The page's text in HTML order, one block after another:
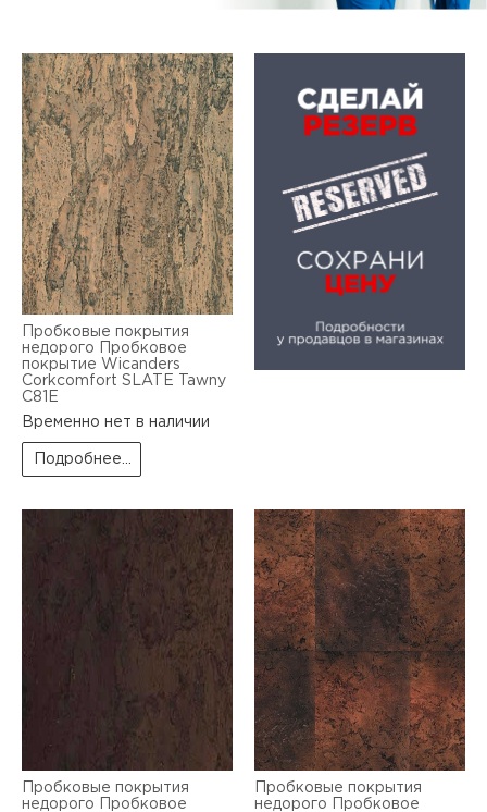
Пробковые покрытия
недорого Пробковое
покрытие Wicanders
Corkcomfort SLATE Tawny
C81E
Временно нет в наличии
Подробнее...
Пробковые покрытия
недорого Пробковое
Пробковые покрытия
недорого Пробковое